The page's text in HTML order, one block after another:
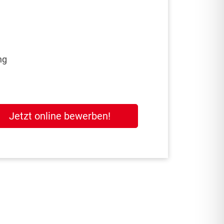
Jetzt online bewerben!